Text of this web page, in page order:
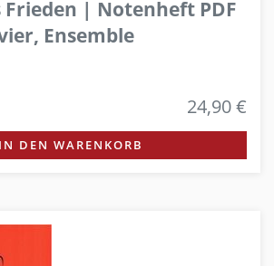
| Notenheft PDF
Ensemble
24,90 €
IN DEN WARENKORB